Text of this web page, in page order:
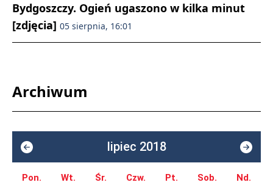
Bydgoszczy. Ogień ugaszono w kilka minut
[zdjęcia] 05 sierpnia, 16:01
Archiwum
lipiec 2018
Pon. Wt. Śr. Czw. Pt. Sob. Nd.